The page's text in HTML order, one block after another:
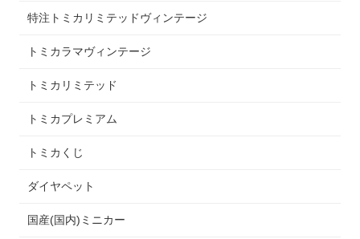
特注トミカリミテッドヴィンテージ
トミカラマヴィンテージ
トミカリミテッド
トミカプレミアム
トミカくじ
ダイヤペット
国産(国内)ミニカー